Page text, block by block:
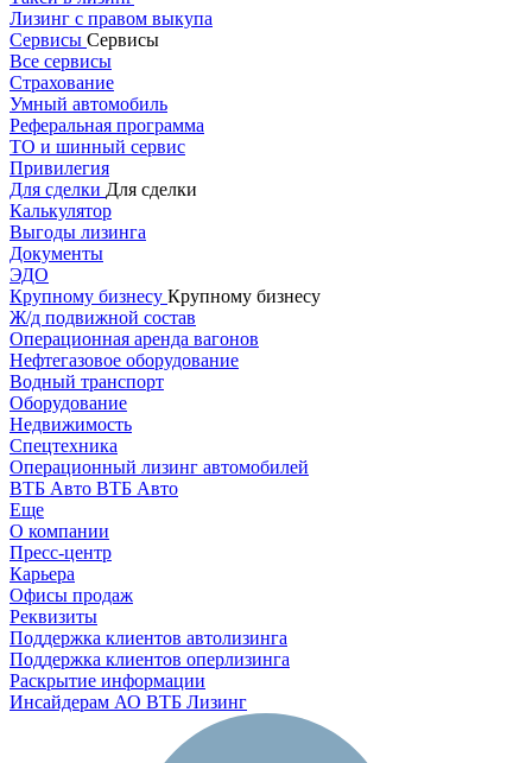
Лизинг с правом выкупа
Сервисы Сервисы
Все сервисы
Страхование
Умный автомобиль
Реферальная программа
ТО и шинный сервис
Привилегия
Для сделки Для сделки
Калькулятор
Выгоды лизинга
Документы
ЭДО
Крупному бизнесу Крупному бизнесу
Ж/д подвижной состав
Операционная аренда вагонов
Нефтегазовое оборудование
Водный транспорт
Оборудование
Недвижимость
Спецтехника
Операционный лизинг автомобилей
ВТБ Авто ВТБ Авто
Еще
О компании
Пресс-центр
Карьера
Офисы продаж
Реквизиты
Поддержка клиентов автолизинга
Поддержка клиентов оперлизинга
Раскрытие информации
Инсайдерам АО ВТБ Лизинг